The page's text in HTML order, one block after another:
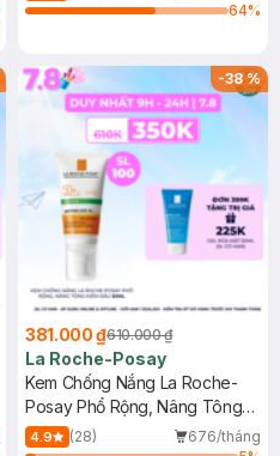
64%
-38%
381.000 ₫610.000 ₫
La Roche-Posay
Kem Chống Nắng La Roche-
Posay Phổ Rộng, Nâng Tông
Kiềm Dầu 50ml
4.9 (28)
676/tháng